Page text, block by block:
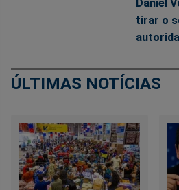
Daniel
tirar o
ÚLTIMAS NOTÍCIAS